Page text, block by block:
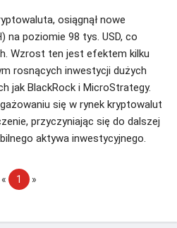
osiągnął nowe
na poziomie 98 tys. USD, co
Wzrost ten jest efektem kilku
rosnących inwestycji dużych
jak BlackRock i MicroStrategy.
się w rynek kryptowalut
przyczyniając się do dalszej
aktywa inwestycyjnego.
« 1 »